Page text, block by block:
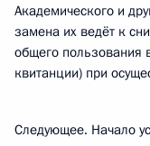
Академического и
замена их ведёт к
общего пользования
квитанции) при
Следующее. Начало